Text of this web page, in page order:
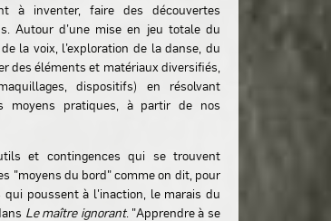
à inventer, faire des découvertes
Autour d’une mise en jeu totale du
la voix, l’exploration de la danse, du
des éléments et matériaux diversifiés,
dispositifs) en résolvant
moyens pratiques, à partir de nos
et contingences qui se trouvent
"moyens du bord" comme on dit, pour
poussent à l'inaction, le marais du
Le maître ignorant. "Apprendre à se